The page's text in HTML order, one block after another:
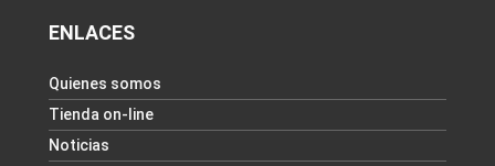
ENLACES
Quienes somos
Tienda on-line
Noticias